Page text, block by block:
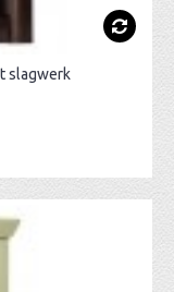
slagwerk